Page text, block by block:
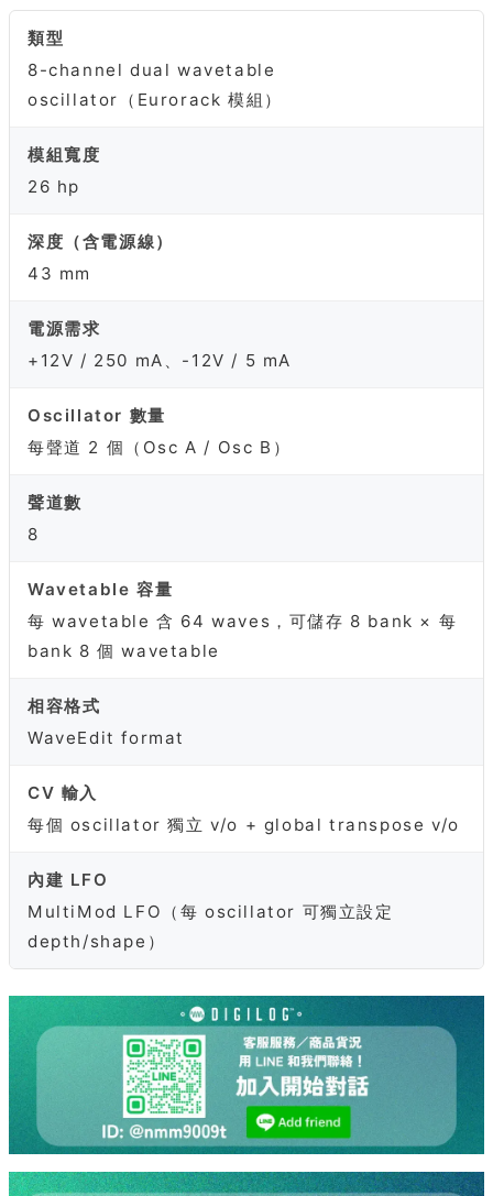
類型
8-channel dual wavetable
oscillator（Eurorack 模組）
模組寬度
26 hp
深度（含電源線）
43 mm
電源需求
+12V / 250 mA、-12V / 5 mA
Oscillator 數量
每聲道 2 個（Osc A / Osc B）
聲道數
8
Wavetable 容量
每 wavetable 含 64 waves，可儲存 8 bank × 每
bank 8 個 wavetable
相容格式
WaveEdit format
CV 輸入
每個 oscillator 獨立 v/o + global transpose v/o
內建 LFO
MultiMod LFO（每 oscillator 可獨立設定
depth/shape）